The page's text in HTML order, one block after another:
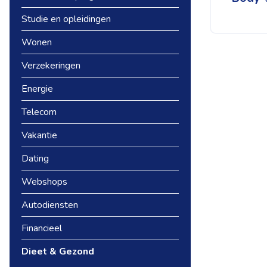
Studie en opleidingen
Wonen
Verzekeringen
Energie
Telecom
Vakantie
Dating
Webshops
Autodiensten
Financieel
Dieet & Gezond